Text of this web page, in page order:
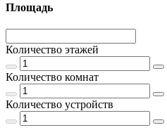
Площадь
Количество этажей
Количество комнат
Количество устройств